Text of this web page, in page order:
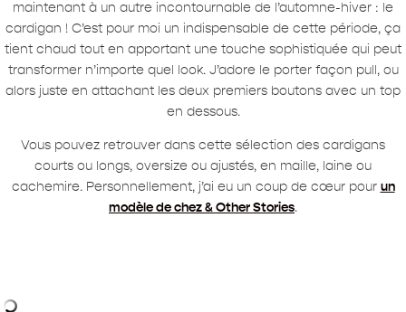
maintenant à un autre incontournable de l’automne-hiver : le
cardigan ! C’est pour moi un indispensable de cette période, ça
tient chaud tout en apportant une touche sophistiquée qui peut
transformer n’importe quel look. J’adore le porter façon pull, ou
alors juste en attachant les deux premiers boutons avec un top
en dessous.
Vous pouvez retrouver dans cette sélection des cardigans
courts ou longs, oversize ou ajustés, en maille, laine ou
cachemire. Personnellement, j’ai eu un coup de cœur pour un
modèle de chez & Other Stories.